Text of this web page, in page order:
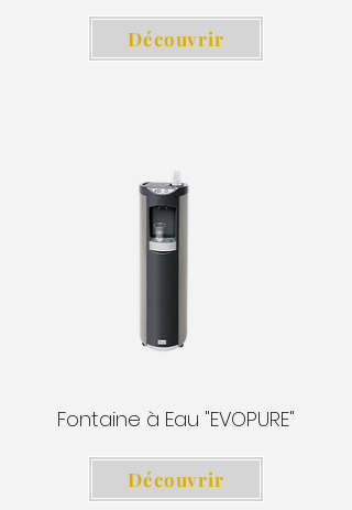
Découvrir
Fontaine à Eau "EVOPURE"
Découvrir